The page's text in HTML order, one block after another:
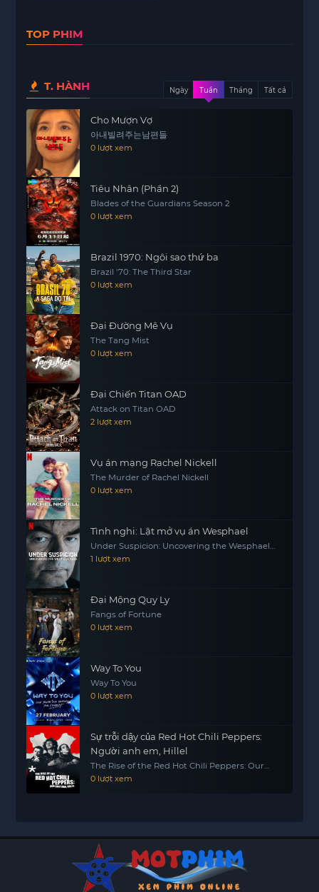
TOP PHIM
T. HÀNH Ngày Tuần Tháng Tất cả
Cho Mượn Vợ
아내빌려주는남편들
0 lượt xem
Tiêu Nhân (Phần 2)
Blades of the Guardians Season 2
0 lượt xem
Brazil 1970: Ngôi sao thứ ba
Brazil '70: The Third Star
0 lượt xem
Đại Đường Mê Vụ
The Tang Mist
0 lượt xem
Đại Chiến Titan OAD
Attack on Titan OAD
2 lượt xem
Vụ án mạng Rachel Nickell
The Murder of Rachel Nickell
0 lượt xem
Tình nghi: Lật mở vụ án Wesphael
Under Suspicion: Uncovering the Wesphael
Case
1 lượt xem
Đại Mộng Quy Ly
Fangs of Fortune
0 lượt xem
Way To You
Way To You
0 lượt xem
Sự trỗi dậy của Red Hot Chili Peppers:
Người anh em, Hillel
The Rise of the Red Hot Chili Peppers: Our
Brother, Hillel
0 lượt xem